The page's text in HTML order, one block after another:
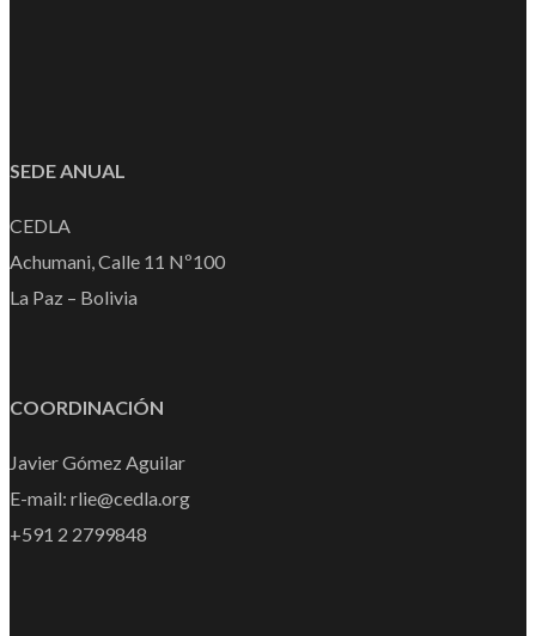
SEDE ANUAL
CEDLA
Achumani, Calle 11 Nº100
La Paz – Bolivia
COORDINACIÓN
Javier Gómez Aguilar
E-mail: rlie@cedla.org
+591 2 2799848